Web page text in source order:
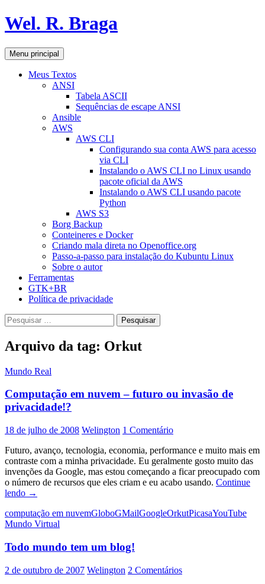
Pular
para
conteúdo
Wel. R. Braga
Pesquisar
Menu principal
Meus Textos
ANSI
Tabela ASCII
Sequências de escape ANSI
Ansible
AWS
AWS CLI
Configurando sua conta AWS para acesso
via CLI
Instalando o AWS CLI no Linux usando
pacote oficial da AWS
Instalando o AWS CLI usando pacote
Python
AWS S3
Borg Backup
Conteineres e Docker
Criando mala direta no Openoffice.org
Passo-a-passo para instalação do Kubuntu Linux
Sobre o autor
Ferramentas
GTK+BR
Política de privacidade
Pesquisar
por:
Arquivo da tag: Orkut
Mundo Real
Computação em nuvem – futuro ou invasão de
privacidade!?
18 de julho de 2008 Welington 1 Comentário
Futuro, avanço, tecnologia, economia, performance e muito mais em
contraste com a minha privacidade. Eu geralmente gosto muito das
invenções da Google, mas estou começando a ficar preocupado com
o número de recursos que eles criam e eu acabo usando. Continue
lendo Computação
nuvem
–
ou
de
privacidade!?
→
computação em nuvemGloboGMailGoogleOrkutPicasaYouTube
Mundo Virtual
Todo mundo tem um blog!
2 de outubro de 2007 Welington 2 Comentários